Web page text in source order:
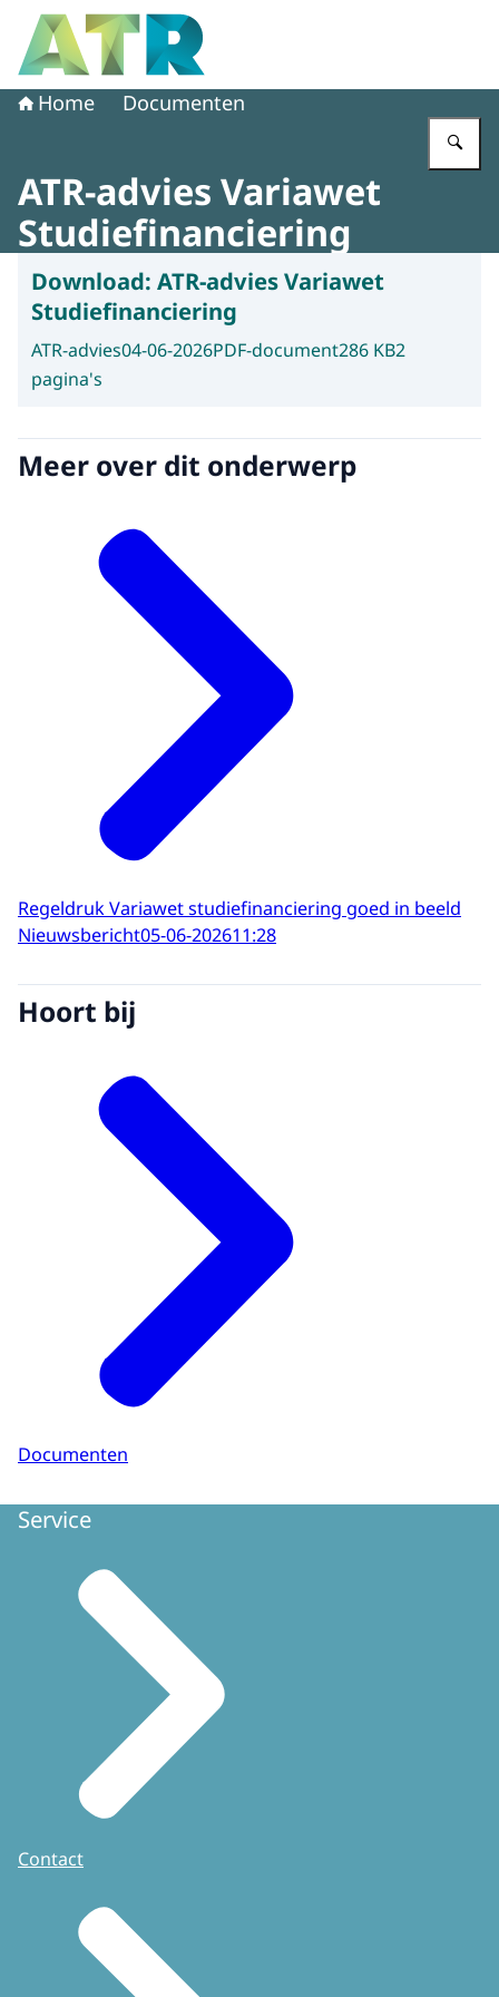
Naar de homepage van Adviescollege toetsing regeldruk
Home Documenten
ATR-advies Variawet
Studiefinanciering
Download: ATR-advies Variawet
Studiefinanciering
ATR-advies04-06-2026PDF-document286 KB2
pagina's
Meer over dit onderwerp
Regeldruk Variawet studiefinanciering goed in beeld
Nieuwsbericht05-06-202611:28
Hoort bij
Documenten
Service
Contact